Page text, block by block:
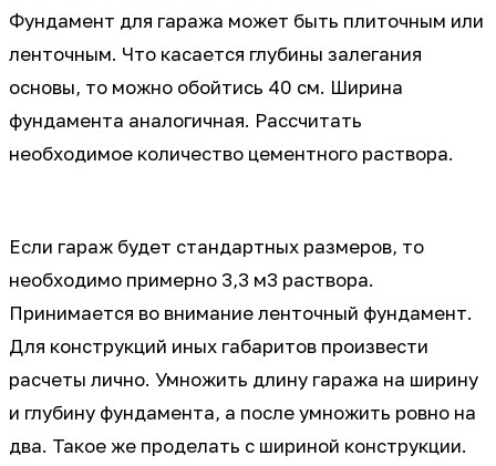
Фундамент для гаража может быть плиточным или
ленточным. Что касается глубины залегания
основы, то можно обойтись 40 см. Ширина
фундамента аналогичная. Рассчитать
необходимое количество цементного раствора.
Если гараж будет стандартных размеров, то
необходимо примерно 3,3 м3 раствора.
Принимается во внимание ленточный фундамент.
Для конструкций иных габаритов произвести
расчеты лично. Умножить длину гаража на ширину
и глубину фундамента, а после умножить ровно на
два. Такое же проделать с шириной конструкции.